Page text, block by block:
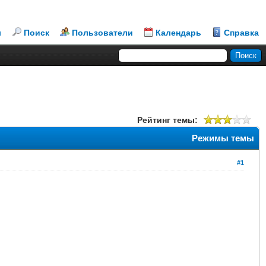
Поиск Пользователи Календарь Справка
Рейтинг темы:
Режимы темы
#1